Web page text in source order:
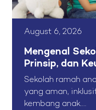
August 6, 2026
Mengenal
Prinsip, dan
Sekolah ramah
yang aman,
kembang anak....